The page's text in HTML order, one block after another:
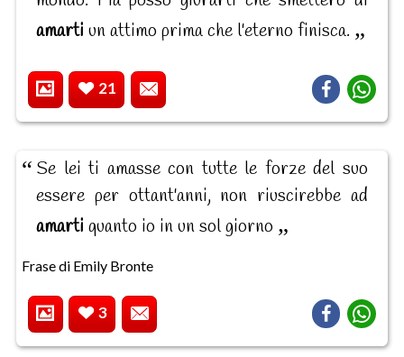
amarti un attimo prima che l'eterno finisca.
21
Se lei ti amasse con tutte le forze del suo
essere per ottant'anni, non riuscirebbe ad
amarti quanto io in un sol giorno
Frase di Emily Bronte
3